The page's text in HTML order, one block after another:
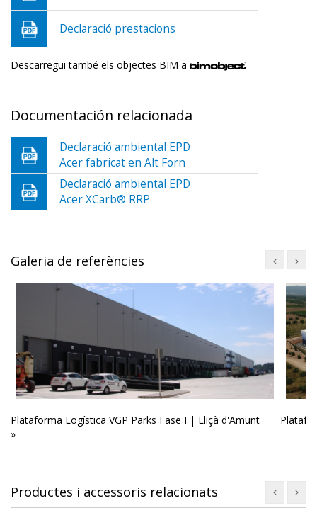
Declaració prestacions
Descarregui també els objectes BIM a
Documentación relacionada
Declaració ambiental EPD
Acer fabricat en Alt Forn
Declaració ambiental EPD
Acer XCarb® RRP
Galeria de referències
Plataforma Logística VGP Parks Fase I | Lliçà d'Amunt
»
Productes i accessoris relacionats